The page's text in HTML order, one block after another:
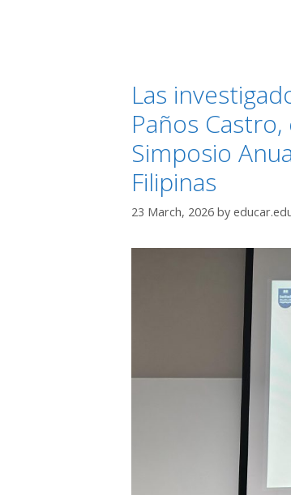
Las
Paños
Simposio
Filipinas
23 March, 2026 by